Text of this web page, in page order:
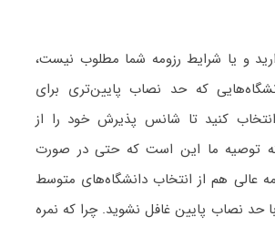
و یا شرایط رزومه شما مطلوب نیست،
که حد نصاب پایین‌تری برای
کنید تا شانس پذیرش خود را از
توصیه ما این است که حتی در صورت
عالی هم از انتخاب دانشگاه‌های متوسط
حد نصاب پایین غافل نشوید. چرا که نمره